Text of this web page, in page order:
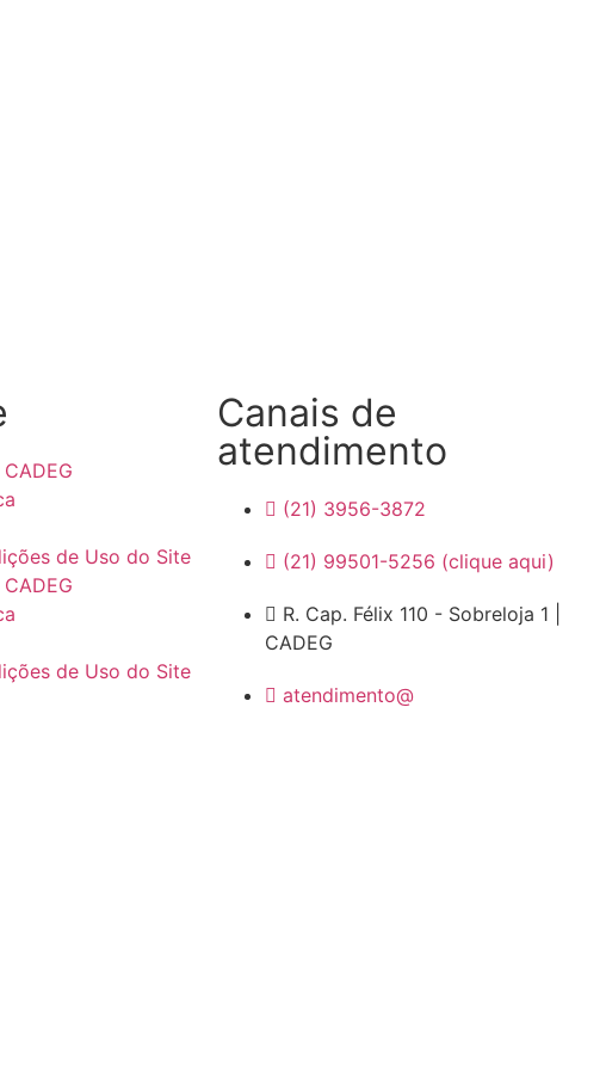
de Uso do Site
de Uso do Site
Canais de
atendimento
(21) 3956-3872
(21) 99501-5256 (clique aqui)
R. Cap. Félix 110 - Sobreloja 1 |
CADEG
atendimento@